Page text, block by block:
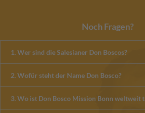
Noch Fragen?
1. Wer sind die Salesianer Don Boscos?
2. Wofür steht der Name Don Bosco?
3. Wo ist Don Bosco Mission Bonn weltweit